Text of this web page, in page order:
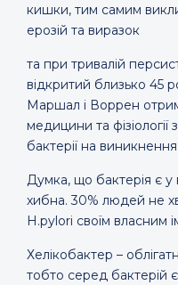
кишки, тим самим
ерозій та виразок
та при тривалій
відкритий близько 45
Маршал і Воррен
медицини та
бактерії на
Думка, що бактерія є у
хибна. 30% людей не
H.pylori своїм власним
Хелікобактер –
тобто серед бактерій